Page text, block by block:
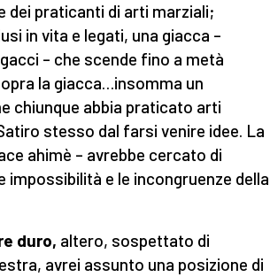
dei praticanti di arti marziali;
in vita e legati, una giacca –
– che scende fino a metà
la giacca…insomma un
chiunque abbia praticato arti
stesso dal farsi venire idee. La
ahimè – avrebbe cercato di
e le incongruenze della
duro, altero, sospettato di
avrei assunto una posizione di